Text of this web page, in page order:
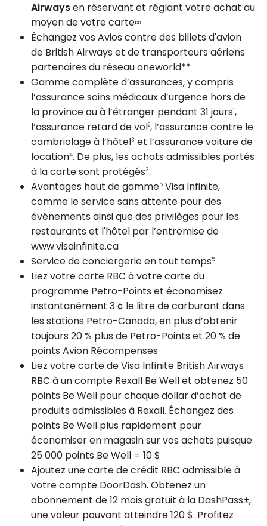
Airwaysen réservant et réglant votre achat au
moyen de votre carte∞
Échangez vos Avios contre des billets d'avion
de British Airways et de transporteurs aériens
partenaires du réseau oneworld**
Gamme complète d’assurances, y compris
l’assurance soins médicaux d’urgence hors de
la province ou à l’étranger pendant 31 jours1,
l’assurance retard de vol2, l’assurance contre le
cambriolage à l’hôtel3 et l’assurance voiture de
location4. De plus, les achats admissibles portés
à la carte sont protégés3.
Avantages haut de gamme5 Visa Infinite,
comme le service sans attente pour des
événements ainsi que des privilèges pour les
restaurants et l'hôtel par l’entremise de
www.visainfinite.ca
Service de conciergerie en tout temps5
Liez votre carte RBC à votre carte du
programme Petro-Points et économisez
instantanément 3 ¢ le litre de carburant dans
les stations Petro-Canada, en plus d’obtenir
toujours 20 % plus de Petro-Points et 20 % de
points Avion Récompenses
Liez votre carte de Visa Infinite British Airways
RBC à un compte Rexall Be Well et obtenez 50
points Be Well pour chaque dollar d’achat de
produits admissibles à Rexall. Échangez des
points Be Well plus rapidement pour
économiser en magasin sur vos achats puisque
25 000 points Be Well = 10 $
Ajoutez une carte de crédit RBC admissible à
votre compte DoorDash. Obtenez un
abonnement de 12 mois gratuit à la DashPass±,
une valeur pouvant atteindre120 $. Profitez